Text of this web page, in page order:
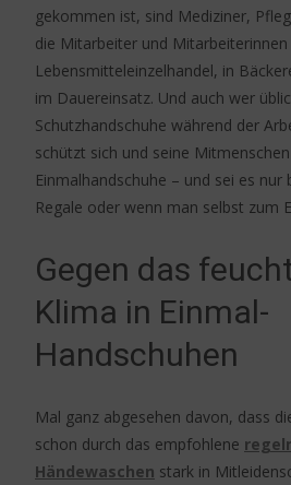
gekommen ist, sind Mediziner,
die Mitarbeiter und Mitarbeiterinnen
Lebensmitteleinzelhandel, in
im Dauereinsatz. Und auch wer
Schutzhandschuhe während der
schützt sich und seine
Einmalhandschuhe – und sei es nur
Regale oder wenn man selbst zum
Gegen das
Klima in Einmal-
Handschuhen
Mal ganz abgesehen davon, dass
schon durch das empfohlene
Händewaschen stark in